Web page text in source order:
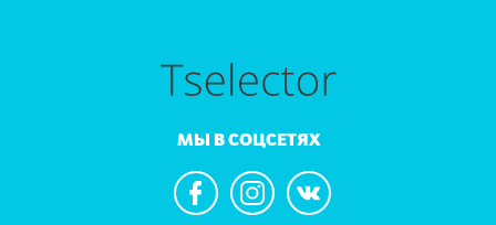
МЫ В СОЦСЕТЯХ